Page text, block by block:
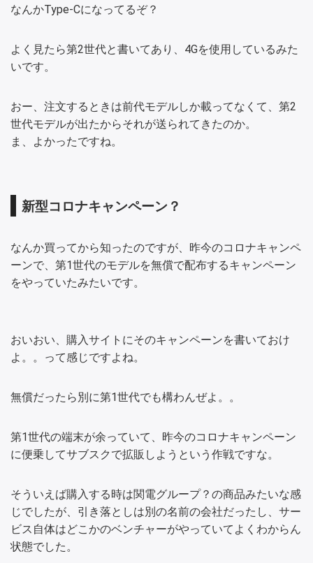
なんかType-Cになってるぞ？
よく見たら第2世代と書いてあり、4Gを使用しているみた
いです。
おー、注文するときは前代モデルしか載ってなくて、第2
世代モデルが出たからそれが送られてきたのか。
ま、よかったですね。
新型コロナキャンペーン？
なんか買ってから知ったのですが、昨今のコロナキャンペ
ーンで、第1世代のモデルを無償で配布するキャンペーン
をやっていたみたいです。
おいおい、購入サイトにそのキャンペーンを書いておけ
よ。。って感じですよね。
無償だったら別に第1世代でも構わんぜよ。。
第1世代の端末が余っていて、昨今のコロナキャンペーン
に便乗してサブスクで拡販しようという作戦ですな。
そういえば購入する時は関電グループ？の商品みたいな感
じでしたが、引き落としは別の名前の会社だったし、サー
ビス自体はどこかのベンチャーがやっていてよくわからん
状態でした。